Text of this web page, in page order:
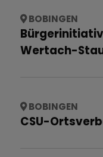
BOBINGEN
Wertach-
BOBINGEN
CSU-